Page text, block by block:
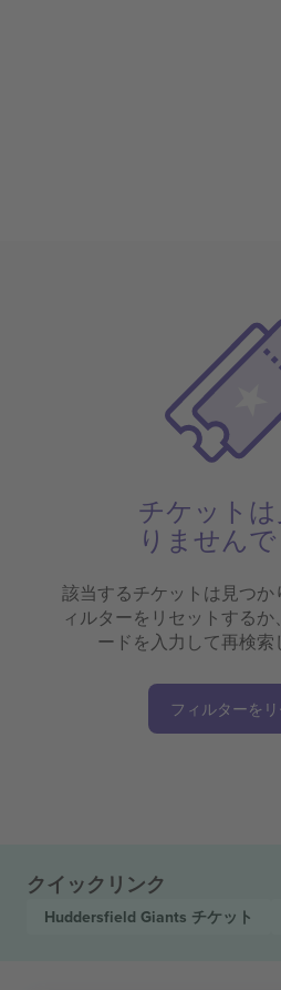
チケット
りませんで
該当するチケットは見つか
ィルターをリセットする
ードを入力して再検索
フィルターをリ
クイックリンク
Huddersfield Giants チケット